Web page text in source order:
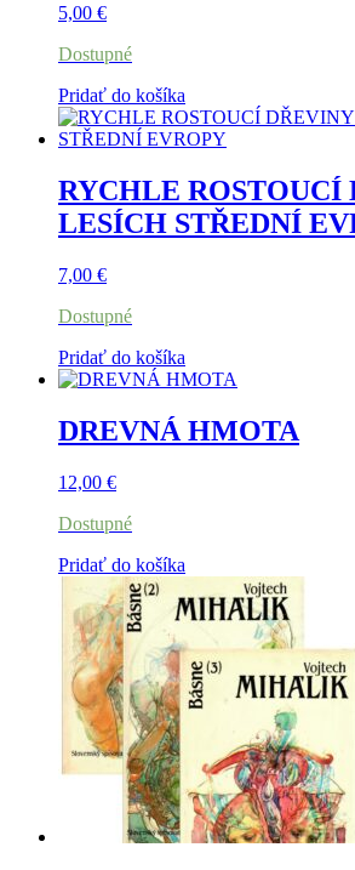
5,00 €
Dostupné
Pridať do košíka
RYCHLE ROSTOUCÍ
LESÍCH STŘEDNÍ
7,00 €
Dostupné
Pridať do košíka
DREVNÁ HMOTA
12,00 €
Dostupné
Pridať do košíka